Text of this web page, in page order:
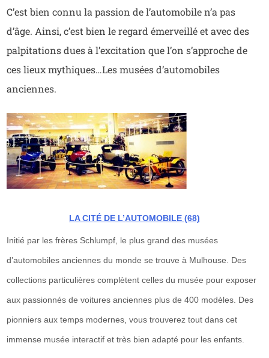
C’est bien connu la passion de l’automobile n’a pas
d’âge. Ainsi, c’est bien le regard émerveillé et avec des
palpitations dues à l’excitation que l’on s’approche de
ces lieux mythiques…Les musées d’automobiles
anciennes.
LA CITÉ DE L’AUTOMOBILE (68)
Initié par les frères Schlumpf, le plus grand des musées
d’automobiles anciennes du monde se trouve à Mulhouse. Des
collections particulières complètent celles du musée pour exposer
aux passionnés de voitures anciennes plus de 400 modèles. Des
pionniers aux temps modernes, vous trouverez tout dans cet
immense musée interactif et très bien adapté pour les enfants.